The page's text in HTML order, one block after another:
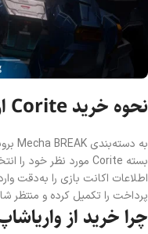
نحوه خرید Corite از واریاشاپ
به دسته‌بندی Mecha BREAK بروید.
بسته Corite مورد نظر خود را انتخاب کنید.
اطلاعات اکانت بازی را به‌دقت
پرداخت را تکمیل کرده و منتظر
چرا خرید از